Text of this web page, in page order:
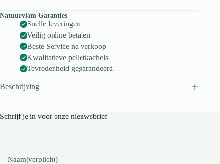
Natuurvlam Garanties
Snelle leveringen
Veilig online betalen
Beste Service na verkoop
Kwalitatieve pelletkachels
Tevredenheid gegarandeerd
Beschrijving
Schrijf je in voor onze nieuwsbrief
Naam(verplicht)